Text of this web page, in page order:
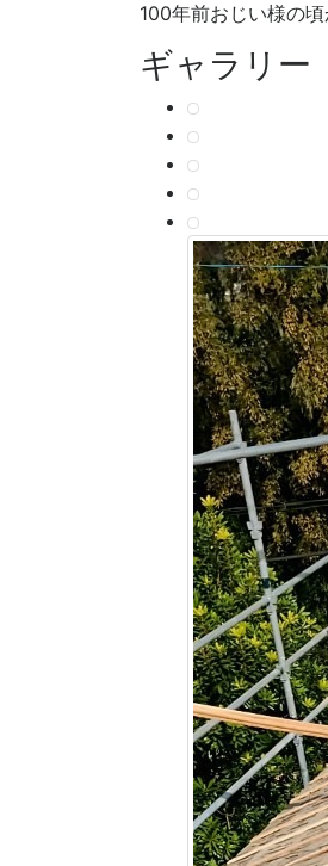
100年前おじい様の
ギャラリー